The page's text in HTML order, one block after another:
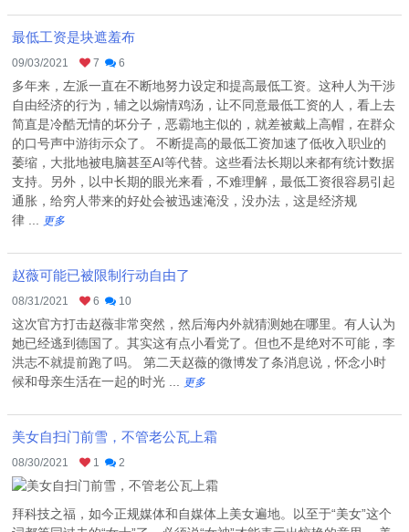
最低工资是块遮羞布
09/03/2021 7 6
多年来，左派一直在不断地努力设定和提高最低工资。这种人为干涉
自由经济的行为，辅之以煽情鸡汤，让不同意最低工资的人，看上去
简直是冷酷无情的坏分子，恶霸地主似的，就差被戴上高帽，在群众
的口号声中游街示众了。 不断提高的最低工资加速了低收入职业的
萎缩，大批地被电脑甚至AI等代替。这些看法长期以来都有统计数据
支持。另外，以中长期的眼光来看，不难理解，最低工资很容易引起
通胀，给穷人带来的好处会被迅速淹没，没办法，这是经济规
律 ...
更多
赵薇可能已被限制行动自由了
08/31/2021 6 10
这次官方打击赵薇非常突然，然后海内外就猜测她在哪里。有人认为
她已经逃到德国了。其实这有点小看党了。但也不是绝对不可能，李
洪志不就提前跑了吗。 第二天赵薇的微博发了条消息说，怀念小时
候和母亲生活在一起的时光 ...
更多
美女自扫门前雪，不管老公瓦上霜
08/30/2021 1 2
拜科技之福，如今正规媒体和自媒体上美女遍地。以至于“美女”这个